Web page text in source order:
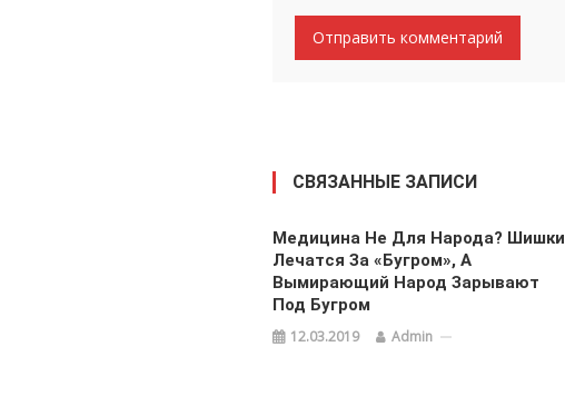
СВЯЗАННЫЕ ЗАПИСИ
Медицина Не Для Народа? Шишки
Лечатся За «бугром», А
Вымирающий Народ Зарывают
Под Бугром
12.03.2019 Admin